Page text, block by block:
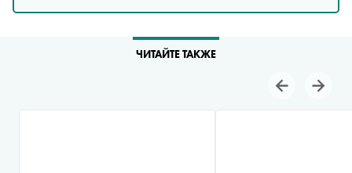
ЧИТАЙТЕ ТАКЖЕ